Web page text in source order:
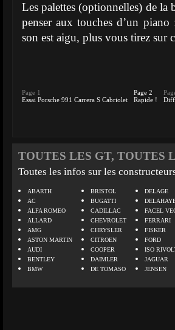
Les palettes (optionnelles) de
penser aux touches d’un
son est aigu, plus vous tirez sur
Page 1
Essai Porsche 991 Carrera S Cabriolet
Page 2
Rapide !
TOUTES LES GT, TOUTES
Toutes les infos sur les
ABARTH
AC
ALFA ROMEO
ALLARD
AMG
ASTON MARTIN
AUDI
BENTLEY
BMW
BRISTOL
BUGATTI
CADILLAC
CHEVROLET
CHRYSLER
CITROEN
COOPER
DAIMLER
DE TOMASO
DELAGE
FACEL
FERRARI
FISKER
FORD
ISO
JAGUAR
JENSEN